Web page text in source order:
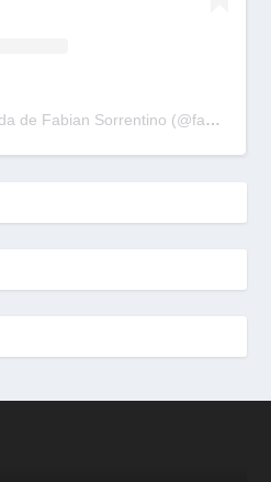
Una publicación compartida de Fabian Sorrentino (@fabiansonria)